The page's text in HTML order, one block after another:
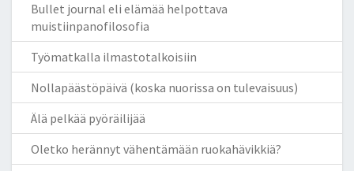
Bullet journal eli elämää helpottava
muistiinpanofilosofia
Työmatkalla ilmastotalkoisiin
Nollapäästöpäivä (koska nuorissa on tulevaisuus)
Älä pelkää pyöräilijää
Oletko herännyt vähentämään ruokahävikkiä?